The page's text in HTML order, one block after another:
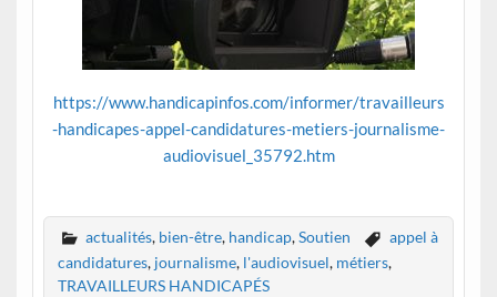
https://www.handicapinfos.com/informer/travailleurs
-handicapes-appel-candidatures-metiers-journalisme-
audiovisuel_35792.htm
actualités, bien-être, handicap,Soutien
appel à
candidatures, journalisme, l'audiovisuel, métiers,
TRAVAILLEURS HANDICAPÉS